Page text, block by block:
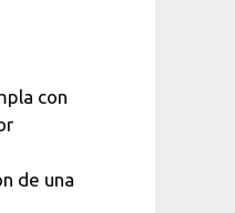
con
de una